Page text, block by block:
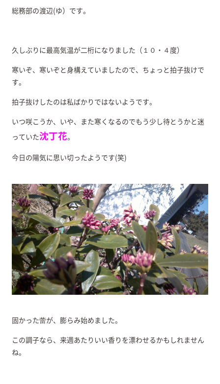
総務部の渡辺(ゆ）です。
久しぶりに最高気温が二桁になりました（１０・４度）
寒いぞ、寒いぞと身構えていましたので、ちょっと拍子抜けで
す。
拍子抜けしたのは私ばかりではないようです。
いつ咲こうか、いや、また寒くなるのでもう少し待とうかと迷
っていた沈丁花。
今日の陽気に思い切ったようです(笑)
固かった蕾が、膨らみ始めました。
この調子なら、来週あたりいい香りを漂わせるかもしれません
ね。